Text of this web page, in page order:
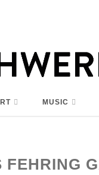
MUSIC